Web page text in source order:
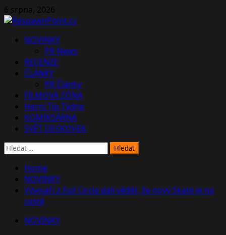
Skip
to
6 srpna, 2026
PrimaryNOVINKY
PR News
RECENZE
ČLÁNKY
PR Články
FILMOVÁ ZÓNA
Herní Tip Týdne
KOMIKSÁRNA
SVĚT DESKOVEK
Vyhledávání
Home
NOVINKY
Vývojáři z Full Circle dali vědět, že nový Skate je na
cestě
NOVINKY